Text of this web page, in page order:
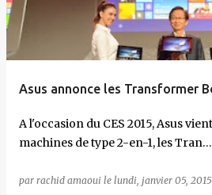
Asus annonce les Transformer
A l'occasion du CES 2015, Asus
machines de type 2-en-1, les Tran…
par rachid amaoui le lundi, janvier 05, 2015